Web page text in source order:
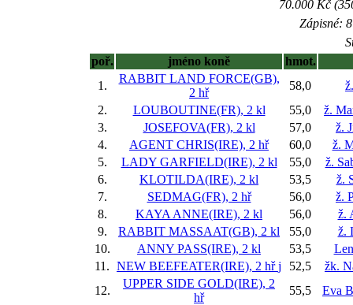
70.000 Kč
Zápisné:
poř.
jméno koně
hmot.
1.
RABBIT LAND FORCE(GB),
2 hř
58,0
2.
LOUBOUTINE(FR), 2 kl 55,0
ž.
3.
JOSEFOVA(FR), 2 kl 57,0
ž.
4.
AGENT CHRIS(IRE), 2 hř 60,0
ž.
5.
LADY GARFIELD(IRE), 2 kl 55,0
ž.
6.
KLOTILDA(IRE), 2 kl 53,5
ž.
7.
SEDMAG(FR), 2 hř 56,0
ž.
8.
KAYA ANNE(IRE), 2 kl 56,0
ž.
9.
RABBIT MASSAAT(GB), 2 kl 55,0
ž.
10.
ANNY PASS(IRE), 2 kl 53,5
11. NEW BEEFEATER(IRE), 2 hřj 52,5
žk.
12.
UPPER SIDE GOLD(IRE), 2
hř
55,5
Eva